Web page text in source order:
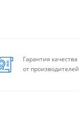
Гарантия качества
от производителей